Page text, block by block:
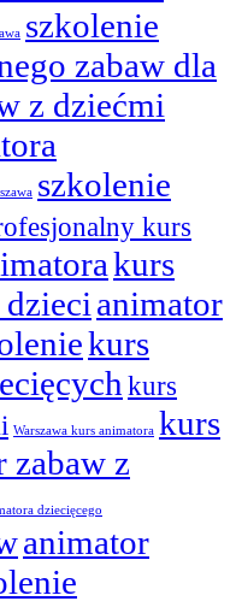
szkolenie
zabaw dla
z dziećmi
szkolenie
kurs
kurs
animator
kurs
kurs
Warszawa kurs animatora kurs
zabaw z
dziecięcego
animator